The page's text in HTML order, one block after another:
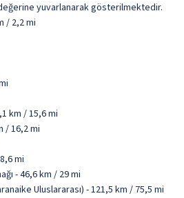
yuvarlanarak gösterilmektedir.
/ 2,2 mi
km / 15,6 mi
/ 16,2 mi
mi
- 46,6 km / 29 mi
Uluslararası) - 121,5 km / 75,5 mi